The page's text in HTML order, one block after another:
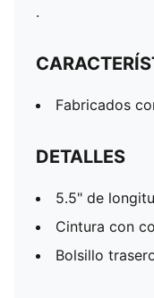
.
Fabricados
DETALLES
5.5" de
Cintura con
Bolsillo